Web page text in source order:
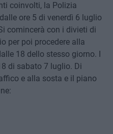
coinvolti, la Polizia
ore 5 di venerdì 6 luglio
comincerà con i divieti di
per poi procedere alla
18 dello stesso giorno. I
di sabato 7 luglio. Di
e alla sosta e il piano